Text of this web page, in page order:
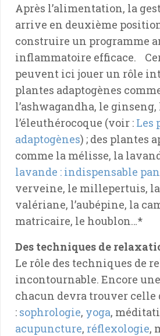
Après l’alimentation, la
arrive en deuxième
construire un programme
inflammatoire efficace.
peuvent ici jouer un rôle
plantes adaptogènes
l’ashwagandha, le ginseng,
l’éleuthérocoque (voir : Les
adaptogènes) ; des plantes
comme la mélisse, la
lavande : indispensable
verveine, le millepertuis,
valériane, l’aubépine, la
matricaire, le houblon…*
Des techniques de
Le rôle des techniques de
incontournable. Encore
chacun devra trouver
: sophrologie, yoga,
acupuncture, réflexologie,